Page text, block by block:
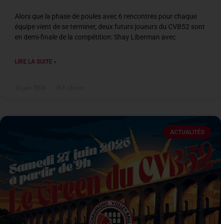
Alors que la phase de poules avec 6 rencontres pour chaque
équipe vient de se terminer, deux futurs joueurs du CVB52 sont
en demi-finale de la compétition: Shay Liberman avec
LIRE LA SUITE »
ACTUALITÉS